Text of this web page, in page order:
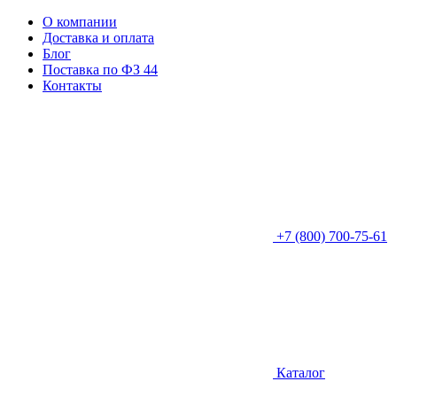
О компании
Доставка и оплата
Блог
Поставка по ФЗ 44
Контакты
+7 (800) 700-75-61
Каталог